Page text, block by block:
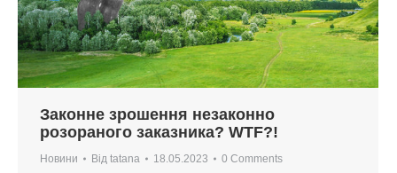
Законне зрошення незаконно
розораного заказника? WTF?!
Новини Від tatana 18.05.2023 0 Comments